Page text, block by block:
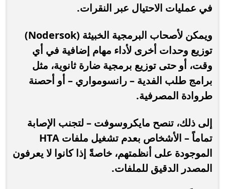
في عمليات الاحتيال عبر النقرات.
ويمكن لأصحاب البرمجية الخبيثة (Nodersok)
توزيع وحدات أخرى لأداء مهام إضافية في أي
وقت، أو حتى توزيع برمجية ضارة ثانوية، مثل
برامج طلب الفدية – رانسومواري – أو أحصنة
طروادة المصرفية.
إلى ذلك، تنصح مايكروسوفت – لتجنب الإصابة
تماماً – الأشخاص بعدم تشغيل ملفات HTA
الموجودة على أنظمتهم، خاصةً إذا كانوا لا يعرفون
المصدر الدقيق للملفات.